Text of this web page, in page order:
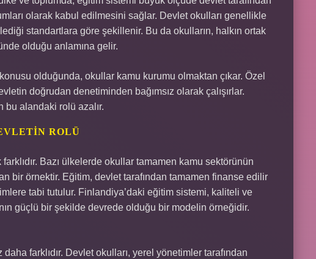
olarak kabul edilmesini sağlar. Devlet okulları genellikle
standartlara göre şekillenir. Bu da okulların, halkın ortak
olduğu anlamına gelir.
olduğunda, okullar kamu kurumu olmaktan çıkar. Özel
doğrudan denetiminden bağımsız olarak çalışırlar.
bu alandaki rolü azalır.
ROLÜ
Bazı ülkelerde okullar tamamen kamu sektörünün
bir örnektir. Eğitim, devlet tarafından tamamen finanse edilir
tabi tutulur. Finlandiya’daki eğitim sistemi, kaliteli ve
güçlü bir şekilde devrede olduğu bir modelin örneğidir.
farklıdır. Devlet okulları, yerel yönetimler tarafından